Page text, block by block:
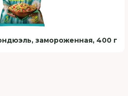
замороженная, 400 г